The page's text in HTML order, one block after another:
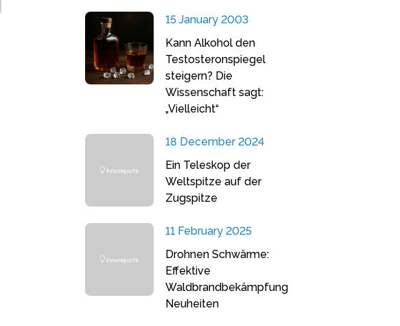
15 January 2003
Kann Alkohol den
Testosteronspiegel
steigern? Die
Wissenschaft sagt:
„Vielleicht“
18 December 2024
Ein Teleskop der
Weltspitze auf der
Zugspitze
11 February 2025
Drohnen Schwärme:
Effektive
Waldbrandbekämpfung
Neuheiten